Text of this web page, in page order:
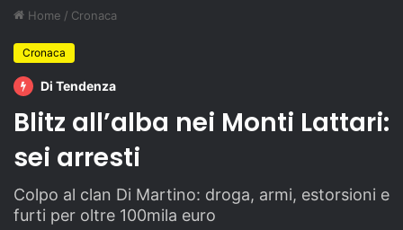
Home / Cronaca
Cronaca
Di Tendenza
Blitz all’alba nei Monti Lattari:
sei arresti
Colpo al clan Di Martino: droga, armi, estorsioni e
furti per oltre 100mila euro